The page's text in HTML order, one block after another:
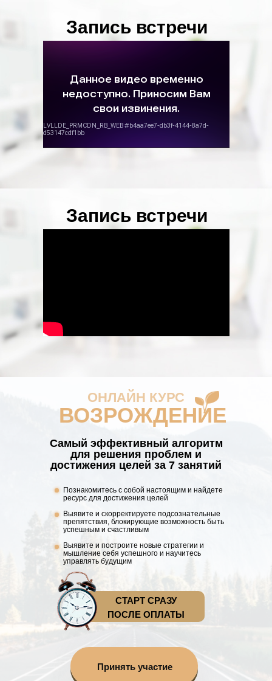
Запись встречи
Запись встречи
Самый эффективный алгоритм
для решения проблем и
достижения целей за 7 занятий
Познакомитесь с собой настоящим и найдете
ресурс для достижения целей
Выявите и скорректируете подсознательные
препятствия, блокирующие возможность быть
успешным и счастливым
Выявите и построите новые стратегии и
мышление себя успешного и научитесь
управлять будущим
ВОЗРОЖДЕНИЕ
ОНЛАЙН КУРС
Принять участие
СТАРТ СРАЗУ
ПОСЛЕ ОПЛАТЫ